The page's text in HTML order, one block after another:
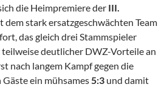
die Heimpremiere der III.
stark ersatzgeschwächten Team
das gleich drei Stammspieler
deutlicher DWZ-Vorteile an
nach langem Kampf gegen die
ein mühsames5:3 und damit